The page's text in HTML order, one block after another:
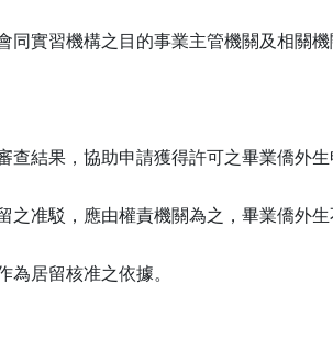
實習機構之目的事業主管機關及相關機
結果，協助申請獲得許可之畢業僑外生
准駁，應由權責機關為之，畢業僑外生
居留核准之依據。